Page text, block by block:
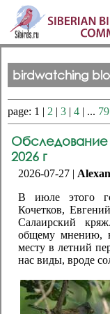
birdwatching
page: 1 | 2 | 3 | 4 | ... 79
2026 г
2026-07-27 |
В июле этого
Кочетков,
Салаирский
общему мнению,
месту в летний
нас виды, вроде